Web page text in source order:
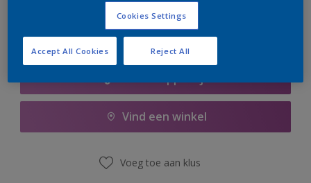
Vind een winkel
Voeg toe aan klus
Cookies Settings
Reject All
Accept All Cookies